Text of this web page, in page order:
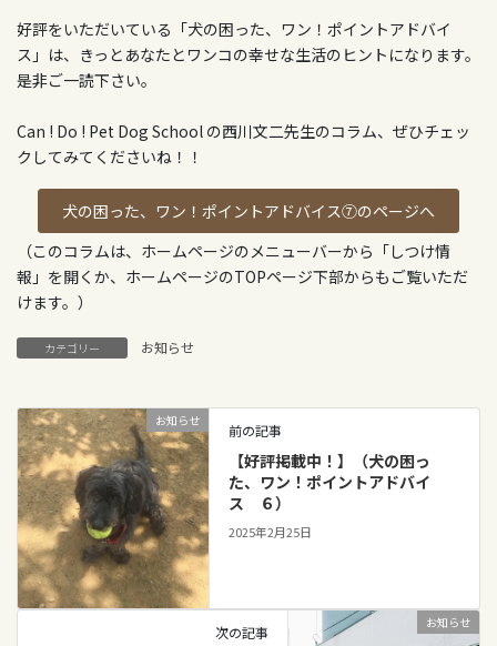
好評をいただいている「犬の困った、ワン！ポイントアドバイ
ス」は、きっとあなたとワンコの幸せな生活のヒントになります。
是非ご一読下さい。
Can ! Do ! Pet Dog School の西川文二先生のコラム、ぜひチェッ
クしてみてくださいね！！
犬の困った、ワン！ポイントアドバイス⑦のページへ
（このコラムは、ホームページのメニューバーから「しつけ情
報」を開くか、ホームページのTOPページ下部からもご覧いただ
けます。）
カテゴリー お知らせ
お知らせ
前の記事
【好評掲載中！】（犬の困っ
た、ワン！ポイントアドバイ
ス ６）
2025年2月25日
お知らせ
次の記事